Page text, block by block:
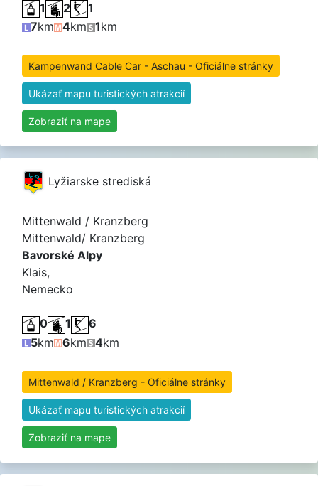
1 2
1
7km 4km 1km
Kampenwand Cable Car - Aschau - Oficiálne stránky
Ukázať mapu turistických atrakcií
Zobraziť na mape
Lyžiarske strediská
Mittenwald / Kranzberg
Mittenwald/ Kranzberg
Bavorské Alpy
Klais,
Nemecko
0 1
6
5km 6km 4km
Mittenwald / Kranzberg - Oficiálne stránky
Ukázať mapu turistických atrakcií
Zobraziť na mape